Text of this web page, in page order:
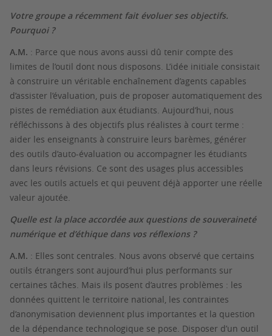
Votre groupe a récemment fait évoluer ses objectifs.
Pourquoi ?
A.M. : Parce que nous avons aussi dû tenir compte des
limites de l’outil dont nous disposons. L’idée initiale consistait
à construire un véritable enchaînement d’agents capables
d’assister l’évaluation, puis de proposer automatiquement des
pistes de remédiation aux étudiants. Aujourd’hui, nous
réfléchissons à des objectifs plus réalistes à court terme :
aider les enseignants à construire leurs barèmes, générer
des outils d’auto-évaluation ou accompagner les étudiants
dans leurs révisions. Ce sont des usages plus accessibles
avec les outils actuels et qui peuvent déjà apporter une réelle
valeur ajoutée.
Quelle est la place accordée aux questions de souveraineté
numérique et d’éthique dans vos réflexions ?
A.M. : Elles sont centrales. Nous avons observé que certains
outils étrangers sont aujourd’hui plus performants sur
certaines tâches. Mais ils posent d’autres problèmes : les
données quittent le territoire national, les contraintes
d’anonymisation deviennent plus importantes et la question
de la dépendance technologique se pose. Disposer d’un outil